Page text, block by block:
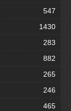
547
1430
283
882
265
246
465